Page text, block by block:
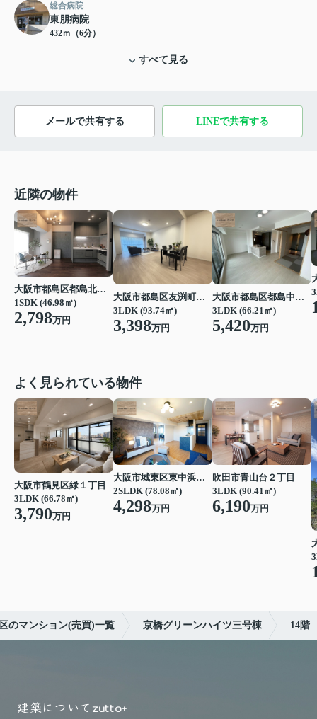
総合病院
東朋病院
432ｍ（6分）
すべて見る
メールで共有する LINEで共有する
近隣の物件
大阪市都島区都島北通１丁目
1SDK (46.98㎡)
2,798万円
大阪市都島区友渕町１丁目
3LDK (93.74㎡)
3,398万円
大阪市都島区都島中通２丁目
3LDK (66.21㎡)
5,420万円
よく見られている物件
大阪市鶴見区緑１丁目
3LDK (66.78㎡)
3,790万円
大阪市城東区東中浜６丁目
2SLDK (78.08㎡)
4,298万円
吹田市青山台２丁目
3LDK (90.41㎡)
6,190万円
のマンション(売買)一覧 京橋グリーンハイツ三号棟 14階
建築について zutto+